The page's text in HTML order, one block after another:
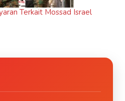
Terkait Mossad Israel